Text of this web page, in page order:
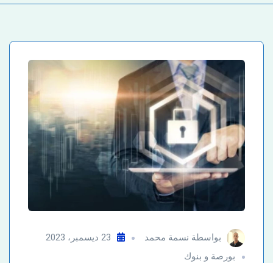
بواسطة نسمة محمد
23 ديسمبر، 2023
بورصة و بنوك